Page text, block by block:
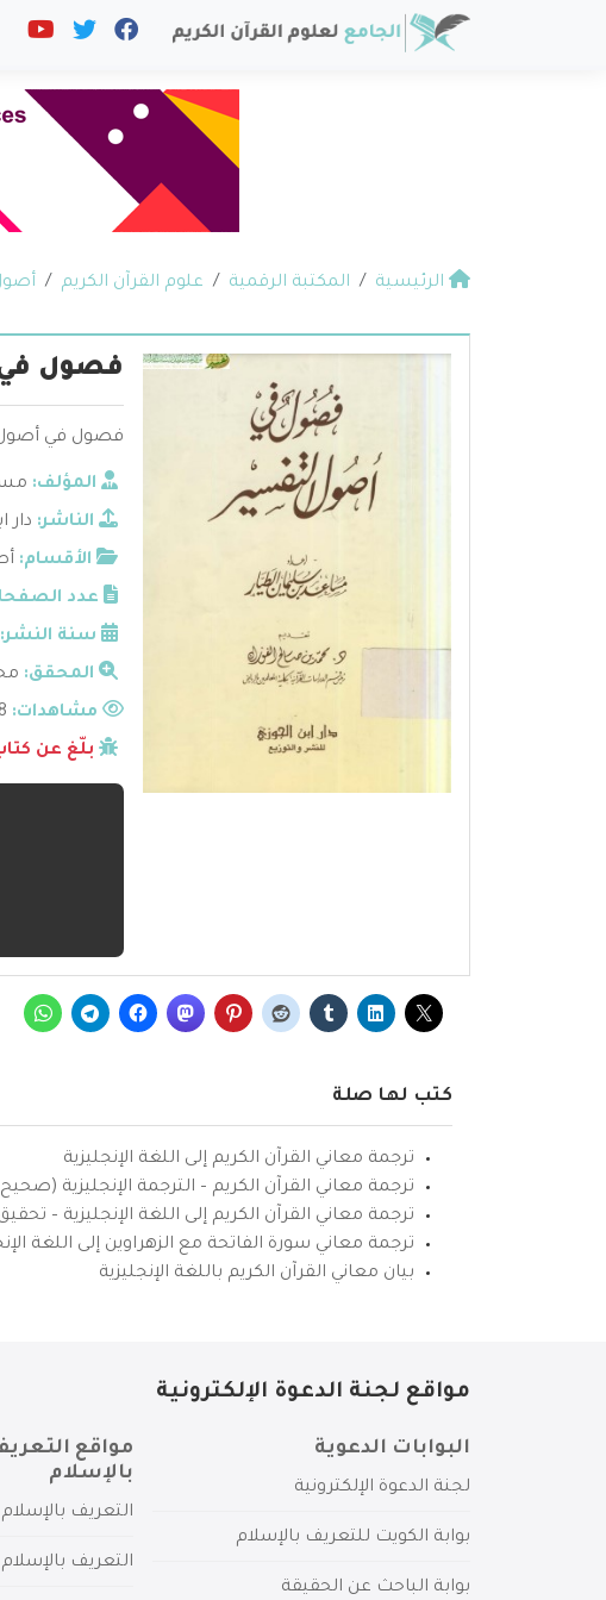
الرئيسية المكتبة الرقمية علوم القرآن الكريم
فصول في
فصول في أصول
المؤلف:
الناشر: دار
الأقسام:
عدد
سنة النشر:
المحقق:
مشاهدات:
بلّغ عن
كتب لها صلة
ترجمة معاني القرآن الكريم إلى اللغة الإنجليزية
ترجمة معاني القرآن الكريم – الترجمة الإنجليزية (صحيح
ترجمة معاني القرآن الكريم إلى اللغة الإنجليزية –
ترجمة معاني سورة الفاتحة مع الزهراوين إلى اللغة
بيان معاني القرآن الكريم باللغة الإنجليزية
مواقع لجنة الدعوة الإلكترونية
البوابات الدعوية
لجنة الدعوة الإلكترونية
بوابة الكويت للتعريف بالإسلام
بوابة الباحث عن الحقيقة
مواقع
بالإسلام
التعريف
التعريف